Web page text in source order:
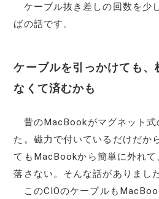
ケーブル抜き差しの回数を少
ばの話です。
ケーブルを引っかけても、
なくて済むかも
昔のMacBookがマグネット式
た。磁力で付いているだけだか
てもMacBookから簡単に外れ
落さない。そんな話がありました
このCIOのケーブルも